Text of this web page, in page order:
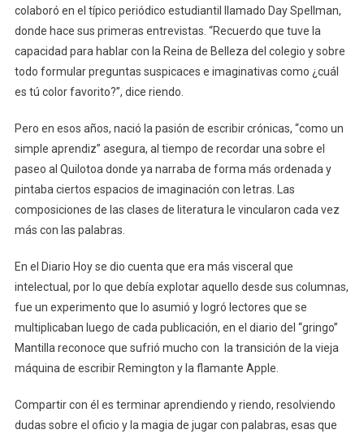
colaboró en el típico periódico estudiantil llamado Day Spellman,
donde hace sus primeras entrevistas. “Recuerdo que tuve la
capacidad para hablar con la Reina de Belleza del colegio y sobre
todo formular preguntas suspicaces e imaginativas como ¿cuál
es tú color favorito?”, dice riendo.
Pero en esos años, nació la pasión de escribir crónicas, “como un
simple aprendiz” asegura, al tiempo de recordar una sobre el
paseo al Quilotoa donde ya narraba de forma más ordenada y
pintaba ciertos espacios de imaginación con letras. Las
composiciones de las clases de literatura le vincularon cada vez
más con las palabras.
En el Diario Hoy se dio cuenta que era más visceral que
intelectual, por lo que debía explotar aquello desde sus columnas,
fue un experimento que lo asumió y logró lectores que se
multiplicaban luego de cada publicación, en el diario del “gringo”
Mantilla reconoce que sufrió mucho con la transición de la vieja
máquina de escribir Remington y la flamante Apple.
Compartir con él es terminar aprendiendo y riendo, resolviendo
dudas sobre el oficio y la magia de jugar con palabras, esas que